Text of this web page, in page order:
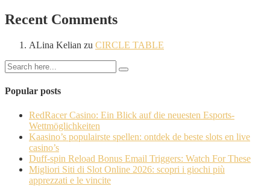
Recent Comments
ALina Kelian zu CIRCLE TABLE
Popular posts
RedRacer Casino: Ein Blick auf die neuesten Esports-
Wettmöglichkeiten
Kaasino’s populairste spellen: ontdek de beste slots en live
casino’s
Duff-spin Reload Bonus Email Triggers: Watch For These
Migliori Siti di Slot Online 2026: scopri i giochi più
apprezzati e le vincite